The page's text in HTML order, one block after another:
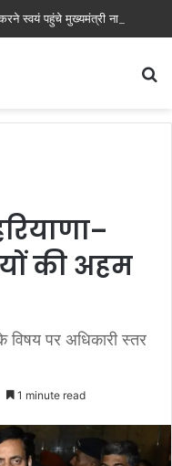
की अहम
विषय पर अधिकारी स्तर
1 minute read